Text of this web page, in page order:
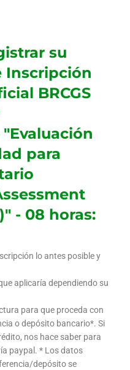
su
Inscripción
BRCGS
para
- 08 horas:
lo antes posible y
aplicaría dependiendo su
para que proceda con
o depósito bancario*. Si
nos hace saber para
paypal. * Los datos
depósito se